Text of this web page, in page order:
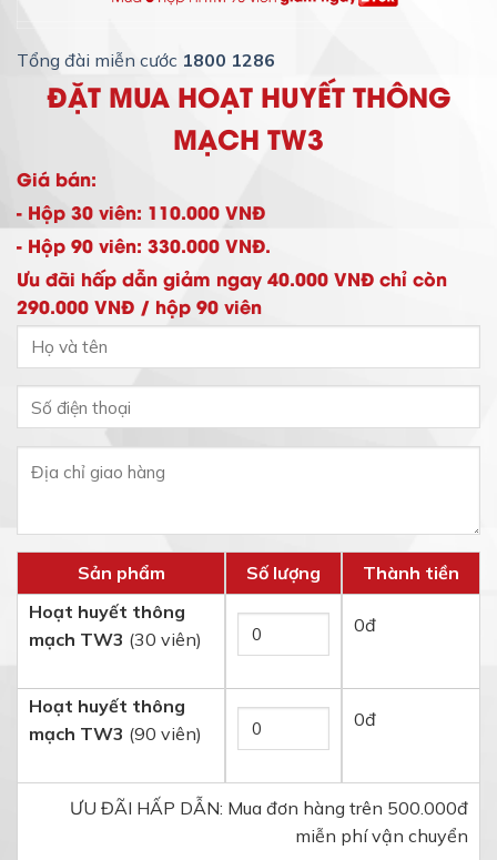
ĐẶT MUA HOẠT HUYẾT THÔNG
MẠCH TW3
Giá bán:
- Hộp 30 viên: 110.000 VNĐ
- Hộp 90 viên: 330.000 VNĐ.
Ưu đãi hấp dẫn giảm ngay 40.000 VNĐ chỉ còn
290.000 VNĐ / hộp 90 viên
Sản phẩm
Hoạt huyết thông
mạch TW3 (30 viên)
Hoạt huyết thông
mạch TW3 (90 viên)
Số lượng Thành tiền
0đ
0đ
ƯU ĐÃI HẤP DẪN: Mua đơn hàng trên 500.000đ
miễn phí vận chuyển
Tổng đài miễn cước 1800 1286